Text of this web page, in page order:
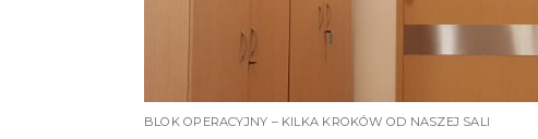
BLOK OPERACYJNY – KILKA KROKÓW OD NASZEJ SALI